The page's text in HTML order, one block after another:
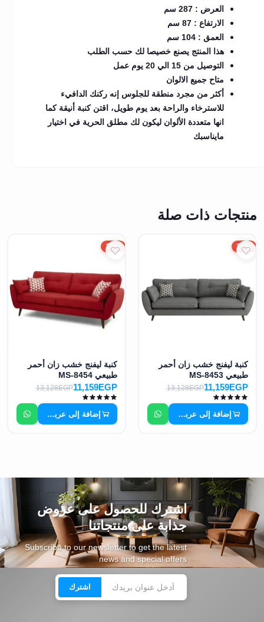
العرض : 287 سم
الارتفاع : 87 سم
العمق : 104 سم
هذا المنتج يصنع خصيصا لك حسب الطلب
التوصيل من 15 الي 20 يوم عمل
متاح جميع الالوان
أكثر من مجرد منطقة للجلوس إنه ركنك الدافيء
للاسترخاء والراحة بعد يوم طويل، اقتن كنبة أنيقة كما
انها متعددة الألوان ليكون لك مطلق الحرية في اختيار
مايناسبك
منتجات ذات صلة
15%
كنبة ليفنج خشب زان أحمر
طبيعي MS-8453
11,159EGP
13,128EGP
إضافة إلى عربة التسوق
15%
كنبة ليفنج خشب زان أحمر
طبيعي MS-8454
11,159EGP
13,128EGP
إضافة إلى عربة التسوق
اشترك للحصول على عروض
جذابة على منتجاتنا
Subscribe to our newsletter to get the latest
news and special offers
اشترك